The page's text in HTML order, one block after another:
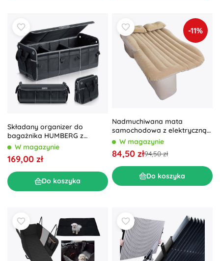
Składany organizer do
bagażnika HUMBERG z
pokrywą i przegrodami
W magazynie
169,00 zł
Do koszyka
-11%
Nadmuchiwana mata
samochodowa z elektryczną
pompką 130 × 80 cm –
W magazynie
84,50 zł94,50 zł
Do koszyka